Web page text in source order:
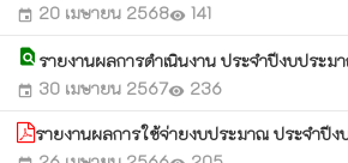
event 20 เมษายน 2568visibility 141
find_in_page รายงานผลการดำเนินงาน ประจำปีงบประ
event 30 เมษายน 2567visibility 236
รายงานผลการใช้จ่ายงบประมาณ ประจำ